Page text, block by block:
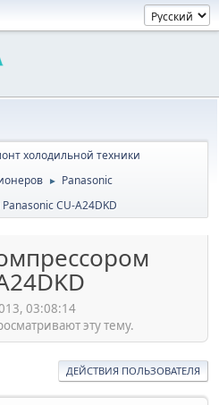
холодильной техники
► Panasonic
CU-A24DKD
03:08:14
эту тему.
ДЕЙСТВИЯ ПОЛЬЗОВАТЕЛЯ